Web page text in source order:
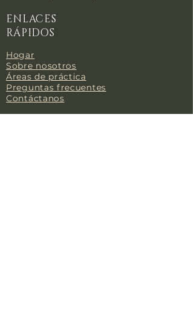
ENLACES
RÁPIDOS
Hogar
Sobre nosotros
Áreas de práctica
Preguntas frecuentes
Contáctanos